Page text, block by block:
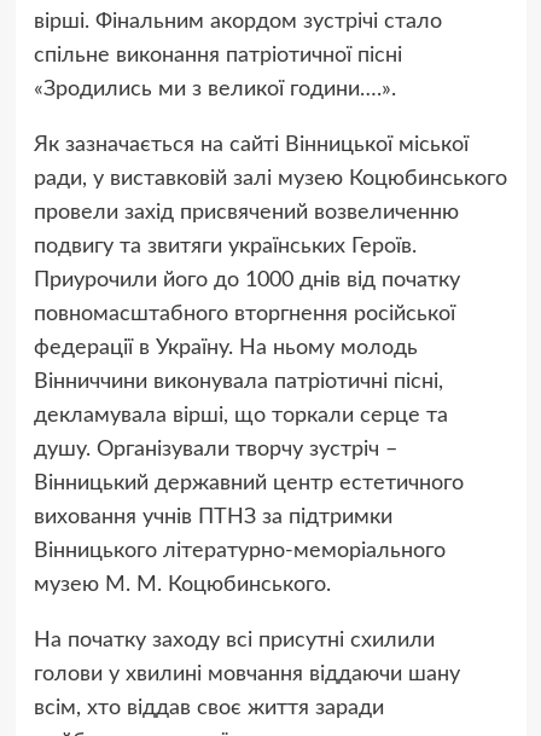
вірші. Фінальним акордом зустрічі стало
спільне виконання патріотичної пісні
«Зродились ми з великої години….».
Як зазначається на сайті Вінницької міської
ради, у виставковій залі музею Коцюбинського
провели захід присвячений возвеличенню
подвигу та звитяги українських Героїв.
Приурочили його до 1000 днів від початку
повномасштабного вторгнення російської
федерації в Україну. На ньому молодь
Вінниччини виконувала патріотичні пісні,
декламувала вірші, що торкали серце та
душу. Організували творчу зустріч –
Вінницький державний центр естетичного
виховання учнів ПТНЗ за підтримки
Вінницького літературно-меморіального
музею М. М. Коцюбинського.
На початку заходу всі присутні схилили
голови у хвилині мовчання віддаючи шану
всім, хто віддав своє життя заради